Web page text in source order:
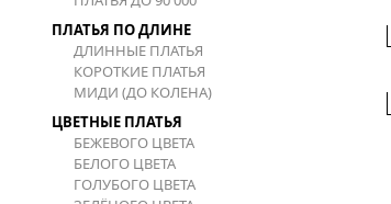
ПЛАТЬЯ ПО ДЛИНЕ
ДЛИННЫЕ ПЛАТЬЯ
КОРОТКИЕ ПЛАТЬЯ
МИДИ (ДО КОЛЕНА)
ЦВЕТНЫЕ ПЛАТЬЯ
БЕЖЕВОГО ЦВЕТА
БЕЛОГО ЦВЕТА
ГОЛУБОГО ЦВЕТА